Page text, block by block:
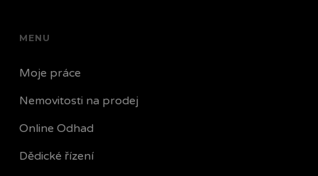
MENU
Moje práce
Nemovitosti na prodej
Online Odhad
Dědické řízení